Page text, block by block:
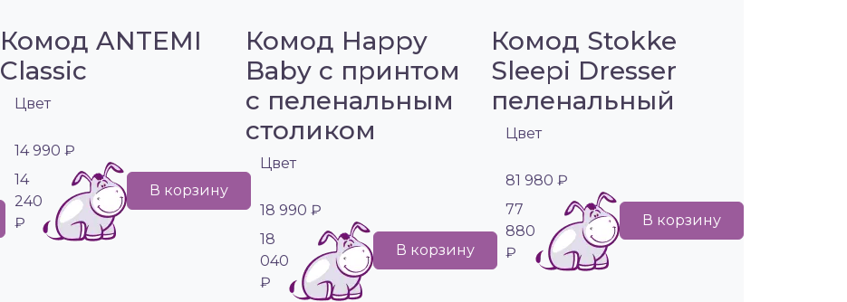
Комод ANTEMI
Classic
Цвет
14 990 ₽
14
240
₽
В корзину
Комод Happy
Baby с принтом
с пеленальным
столиком
Цвет
18 990 ₽
18
040
₽
В корзину
Комод Stokke
Sleepi Dresser
пеленальный
Цвет
81 980 ₽
77
880
₽
В корзину